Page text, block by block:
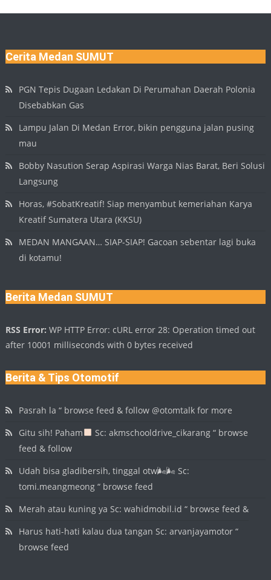
Cerita Medan SUMUT
PGN Tepis Dugaan Ledakan Di Perumahan Daerah Polonia
Disebabkan Gas
Lampu Jalan Di Medan Error, bikin pengguna jalan pusing
mau
Bobby Nasution Serap Aspirasi Warga Nias Barat, Beri Solusi
Langsung
Horas, #SobatKreatif! Siap menyambut kemeriahan Karya
Kreatif Sumatera Utara (KKSU)
MEDAN MANGAAN… SIAP-SIAP! Gacoan sebentar lagi buka
di kotamu!
Berita Medan SUMUT
RSS Error: WP HTTP Error: cURL error 28: Operation timed out
after 10001 milliseconds with 0 bytes received
Berita & Tips Otomotif
Pasrah la “ browse feed & follow @otomtalk for more
Gitu sih! Paham
Sc: akmschooldrive_cikarang “ browse
feed & follow
Udah bisa gladibersih, tinggal otw🌬🌬 Sc:
tomi.meangmeong “ browse feed
Merah atau kuning ya Sc: wahidmobil.id “ browse feed &
Harus hati-hati kalau dua tangan Sc: arvanjayamotor “
browse feed